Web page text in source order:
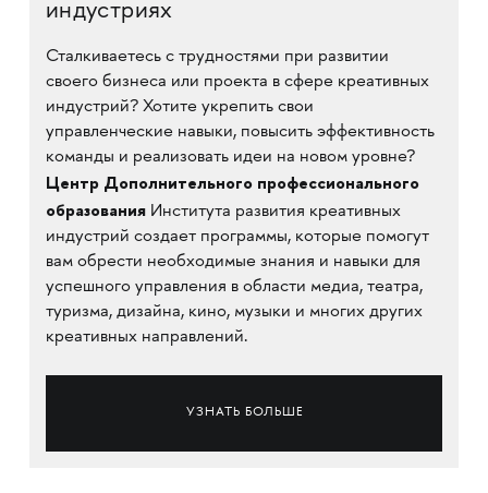
индустриях
Сталкиваетесь с трудностями при развитии
своего бизнеса или проекта в сфере креативных
индустрий? Хотите укрепить свои
управленческие навыки, повысить эффективность
команды и реализовать идеи на новом уровне?
Центр Дополнительного профессионального
образованияИнститута развития креативных
индустрий создает программы, которые помогут
вам обрести необходимые знания и навыки для
успешного управления в области медиа, театра,
туризма, дизайна, кино, музыки и многих других
креативных направлений.
УЗНАТЬ БОЛЬШЕ